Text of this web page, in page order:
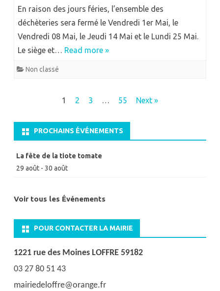
En raison des jours féries, l’ensemble des
déchèteries sera fermé le Vendredi 1er Mai, le
Vendredi 08 Mai, le Jeudi 14 Mai et le Lundi 25 Mai.
Le siège et… Read more »
Non classé
articles
1 2 3 … 55 Next »
PROCHAINS ÉVÉNEMENTS
La fête de la tiote tomate
29 août - 30 août
Voir tous les Événements
POUR CONTACTER LA MAIRIE
1221 rue des Moines LOFFRE 59182
03 27 80 51 43
mairiedeloffre@orange.fr